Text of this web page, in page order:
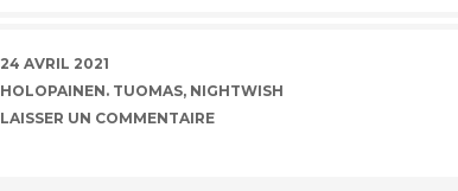
DATE
24 AVRIL 2021
ÉTIQUETTES
HOLOPAINEN. TUOMAS, NIGHTWISH
COMMENTAIRES
LAISSER UN COMMENTAIRE